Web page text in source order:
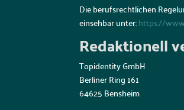
Die berufsrechtlichen
einsehbar unter:https://
Redaktionell
Topidentity GmbH
Berliner Ring 161
64625 Bensheim